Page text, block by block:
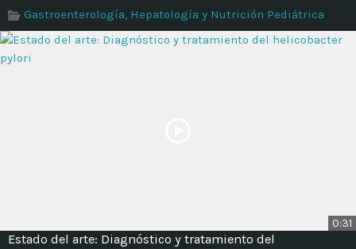
Gastroenterología, Hepatología y Nutrición Pediátrica
0:31
Estado del arte: Diagnóstico y tratamiento del